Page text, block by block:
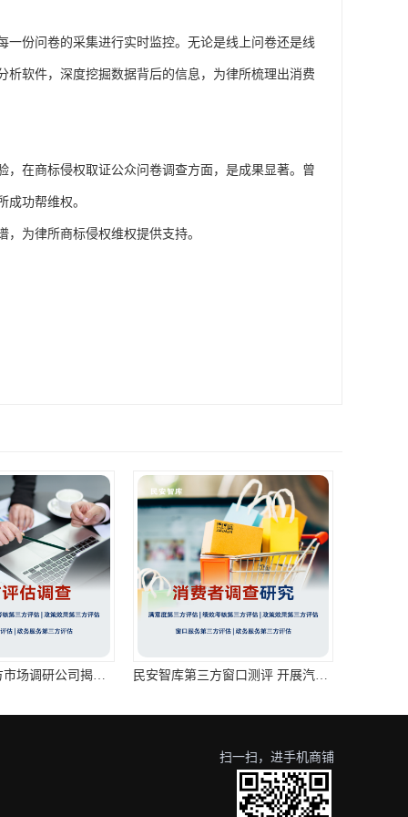
一份问卷的采集进行实时监控。无论是线上问卷还是线
软件，深度挖掘数据背后的信息，为律所梳理出消费
，在商标侵权取证公众问卷调查方面，是成果显著。曾
功帮维权。
，为律所商标侵权维权提供支持。
民安智库第三方市场调研公司揭秘连锁酒店的神秘顾客调查：为您的住宿体验保驾护航 民安智库第三方窗口测评 开展汽车消费者焦点小组座谈会调查
扫一扫，进手机商铺